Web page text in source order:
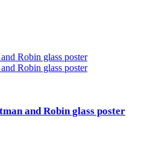
and Robin glass poster